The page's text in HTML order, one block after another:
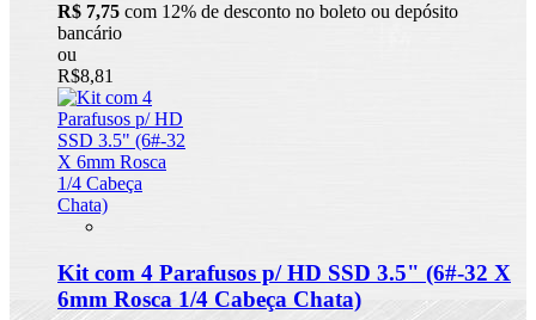
R$ 7,75 com 12% de desconto no boleto ou depósito
bancário
ou
R$8,81
Kit com 4 Parafusos p/ HD SSD 3.5" (6#-32 X
6mm Rosca 1/4 Cabeça Chata)